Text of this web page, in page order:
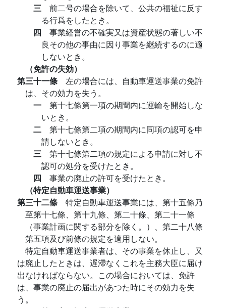
三 前二号の場合を除いて、公共の福祉に反す
る行爲をしたとき。
四 事業経営の不確実又は資産状態の著しい不
良その他の事由に因り事業を継続するのに適
しないとき。
（免許の失効）
第三十一條 左の場合には、自動車運送事業の免許
は、その効力を失う。
一 第十七條第一項の期間内に運輸を開始しな
いとき。
二 第十七條第二項の期間内に同項の認可を申
請しないとき。
三 第十七條第二項の規定による申請に対し不
認可の処分を受けたとき。
四 事業の廃止の許可を受けたとき。
（特定自動車運送事業）
第三十二條 特定自動車運送事業には、第十五條乃
至第十七條、第十九條、第二十條、第二十一條
（事業計画に関する部分を除く。）、第二十八條
第五項及び前條の規定を適用しない。
特定自動車運送事業者は、その事業を休止し、又
は廃止したときは、遅滯なくこれを主務大臣に届け
出なければならない。この場合においては、免許
は、事業の廃止の届出があつた時にその効力を失
う。